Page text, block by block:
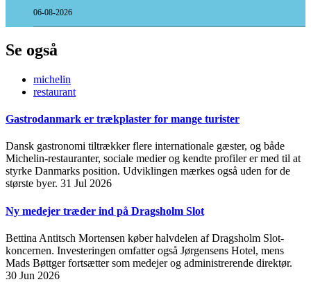
06-08-2026
Se også
michelin
restaurant
Gastrodanmark er trækplaster for mange turister
Dansk gastronomi tiltrækker flere internationale gæster, og både
Michelin-restauranter, sociale medier og kendte profiler er med til at
styrke Danmarks position. Udviklingen mærkes også uden for de
største byer. 31 Jul 2026
Ny medejer træder ind på Dragsholm Slot
Bettina Antitsch Mortensen køber halvdelen af Dragsholm Slot-
koncernen. Investeringen omfatter også Jørgensens Hotel, mens
Mads Bøttger fortsætter som medejer og administrerende direktør.
30 Jun 2026